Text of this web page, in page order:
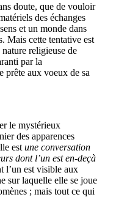
doute, que de vouloir
des échanges
et un monde dans
Mais cette tentative est
religieuse de
par la
prête aux voeux de sa
le mystérieux
des apparences
est une conversation
dont l’un est en-deçà
l’un est visible aux
sur laquelle elle se joue
; mais tout ce qui